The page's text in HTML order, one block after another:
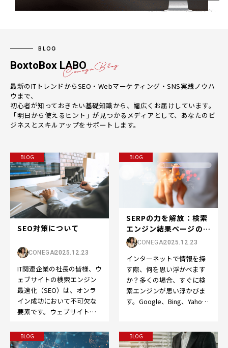
BLOG
BoxtoBox LABO
最新のITトレンドからSEO・Webマーケティング・SNS実践ノウハ
ウまで、
初心者が知っておきたい基礎知識から、幅広くお届けしています。
「明日から使えるヒント」が見つかるメディアとして、あなたのビ
ジネスとスキルアップをサポートします。
BLOG
SEO対策について
CONEGA2025.12.23
IT関連企業の社長の皆様、ウ
ェブサイトの検索エンジン
最適化（SEO）は、オンラ
イン成功において不可欠な
要素です。ウェブサイトを
ポイントを押さえてS…
BLOG
SERPの力を解放：検索
エンジン結果ページの世
界へようこそ
CONEGA2025.12.23
インターネットで情報を探
す際、何を思い浮かべます
か？多くの場合、すぐに検
索エンジンが思い浮かびま
す。Google、Bing、Yahoo
BLOG BLOG